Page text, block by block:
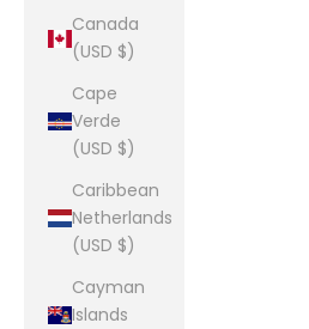
Canada
(USD $)
Cape
Verde
(USD $)
Caribbean
Netherlands
(USD $)
Cayman
Islands